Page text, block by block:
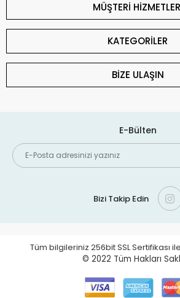
MÜŞTERİ
KATEGORİLER
BİZE ULAŞIN
E-Bülten
Bizi Takip Edin
Tüm bilgileriniz 256bit SSL Sertifikası
© 2022 Tüm Hakları